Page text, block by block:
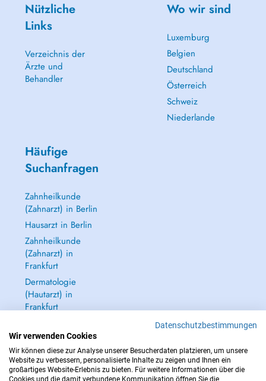
Nützliche
Links
Verzeichnis der
Ärzte und
Behandler
Wo wir sind
Luxemburg
Belgien
Deutschland
Österreich
Schweiz
Niederlande
Häufige
Suchanfragen
Zahnheilkunde
(Zahnarzt) in Berlin
Hausarzt in Berlin
Zahnheilkunde
(Zahnarzt) in
Frankfurt
Dermatologie
(Hautarzt) in
Frankfurt
Datenschutzbestimmungen
Wir verwenden Cookies
Wir können diese zur Analyse unserer Besucherdaten platzieren, um unsere
Website zu verbessern, personalisierte Inhalte zu zeigen und Ihnen ein
großartiges Website-Erlebnis zu bieten. Für weitere Informationen über die
Cookies und die damit verbundene Kommunikation öffnen Sie die